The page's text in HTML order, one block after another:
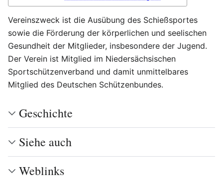
Vereinszweck ist die Ausübung des Schießsportes
sowie die Förderung der körperlichen und seelischen
Gesundheit der Mitglieder, insbesondere der Jugend.
Der Verein ist Mitglied im Niedersächsischen
Sportschützenverband und damit unmittelbares
Mitglied des Deutschen Schützenbundes.
Geschichte
Siehe auch
Weblinks